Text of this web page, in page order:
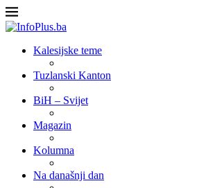
Kalesijske teme
Tuzlanski Kanton
BiH – Svijet
Magazin
Kolumna
Na današnji dan